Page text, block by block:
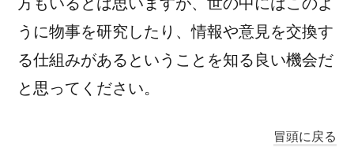
うに物事を研究したり、情報や意見を交換す
る仕組みがあるということを知る良い機会だ
と思ってください。
冒頭に戻る